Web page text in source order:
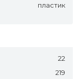
пластик
22
219